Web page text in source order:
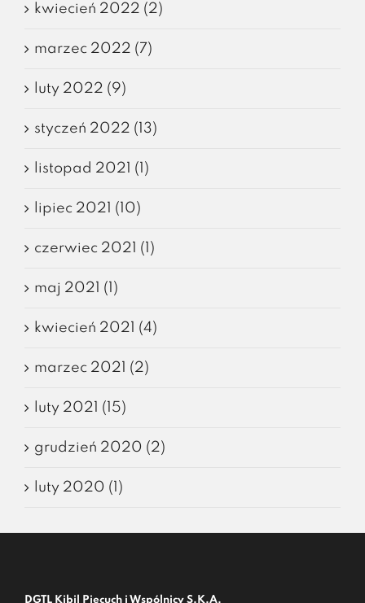
kwiecień 2022 (2)
marzec 2022 (7)
luty 2022 (9)
styczeń 2022 (13)
listopad 2021 (1)
lipiec 2021 (10)
czerwiec 2021 (1)
maj 2021 (1)
kwiecień 2021 (4)
marzec 2021 (2)
luty 2021 (15)
grudzień 2020 (2)
luty 2020 (1)
DGTL Kibil Piecuch i Wspólnicy S.K.A.